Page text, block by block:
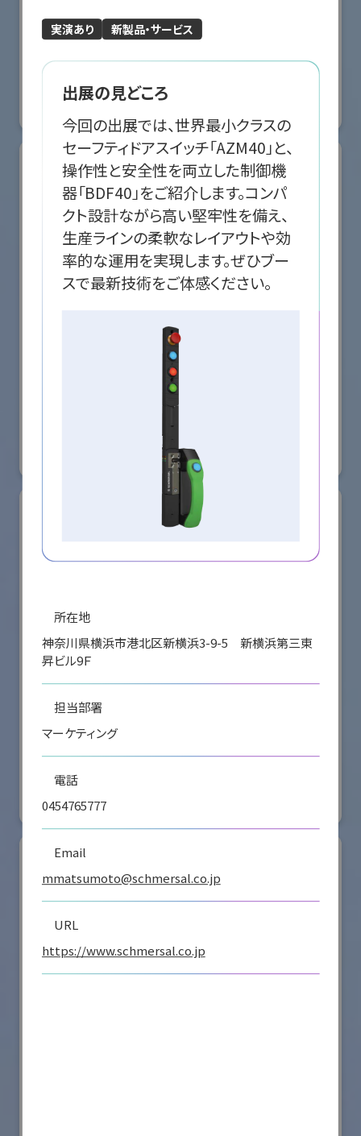
実演あり 新製品・サービス
出展の見どころ
今回の出展では、世界最小クラスの
セーフティドアスイッチ「AZM40」と、
操作性と安全性を両立した制御機
器「BDF40」をご紹介します。コンパ
クト設計ながら高い堅牢性を備え、
生産ラインの柔軟なレイアウトや効
率的な運用を実現します。ぜひブー
スで最新技術をご体感ください。
所在地
神奈川県横浜市港北区新横浜3-9-5 新横浜第三東
昇ビル9Ｆ
担当部署
マーケティング
電話
0454765777
Email
mmatsumoto@schmersal.co.jp
URL
https://www.schmersal.co.jp
川崎重工業株式会社
国際ロボット展
#要素技術
株式会社クリエイティブテクノロジー
国際ロボット展
#スマートプロダクションロボット
#要素技術
リアル会場小間番号 : E4-16